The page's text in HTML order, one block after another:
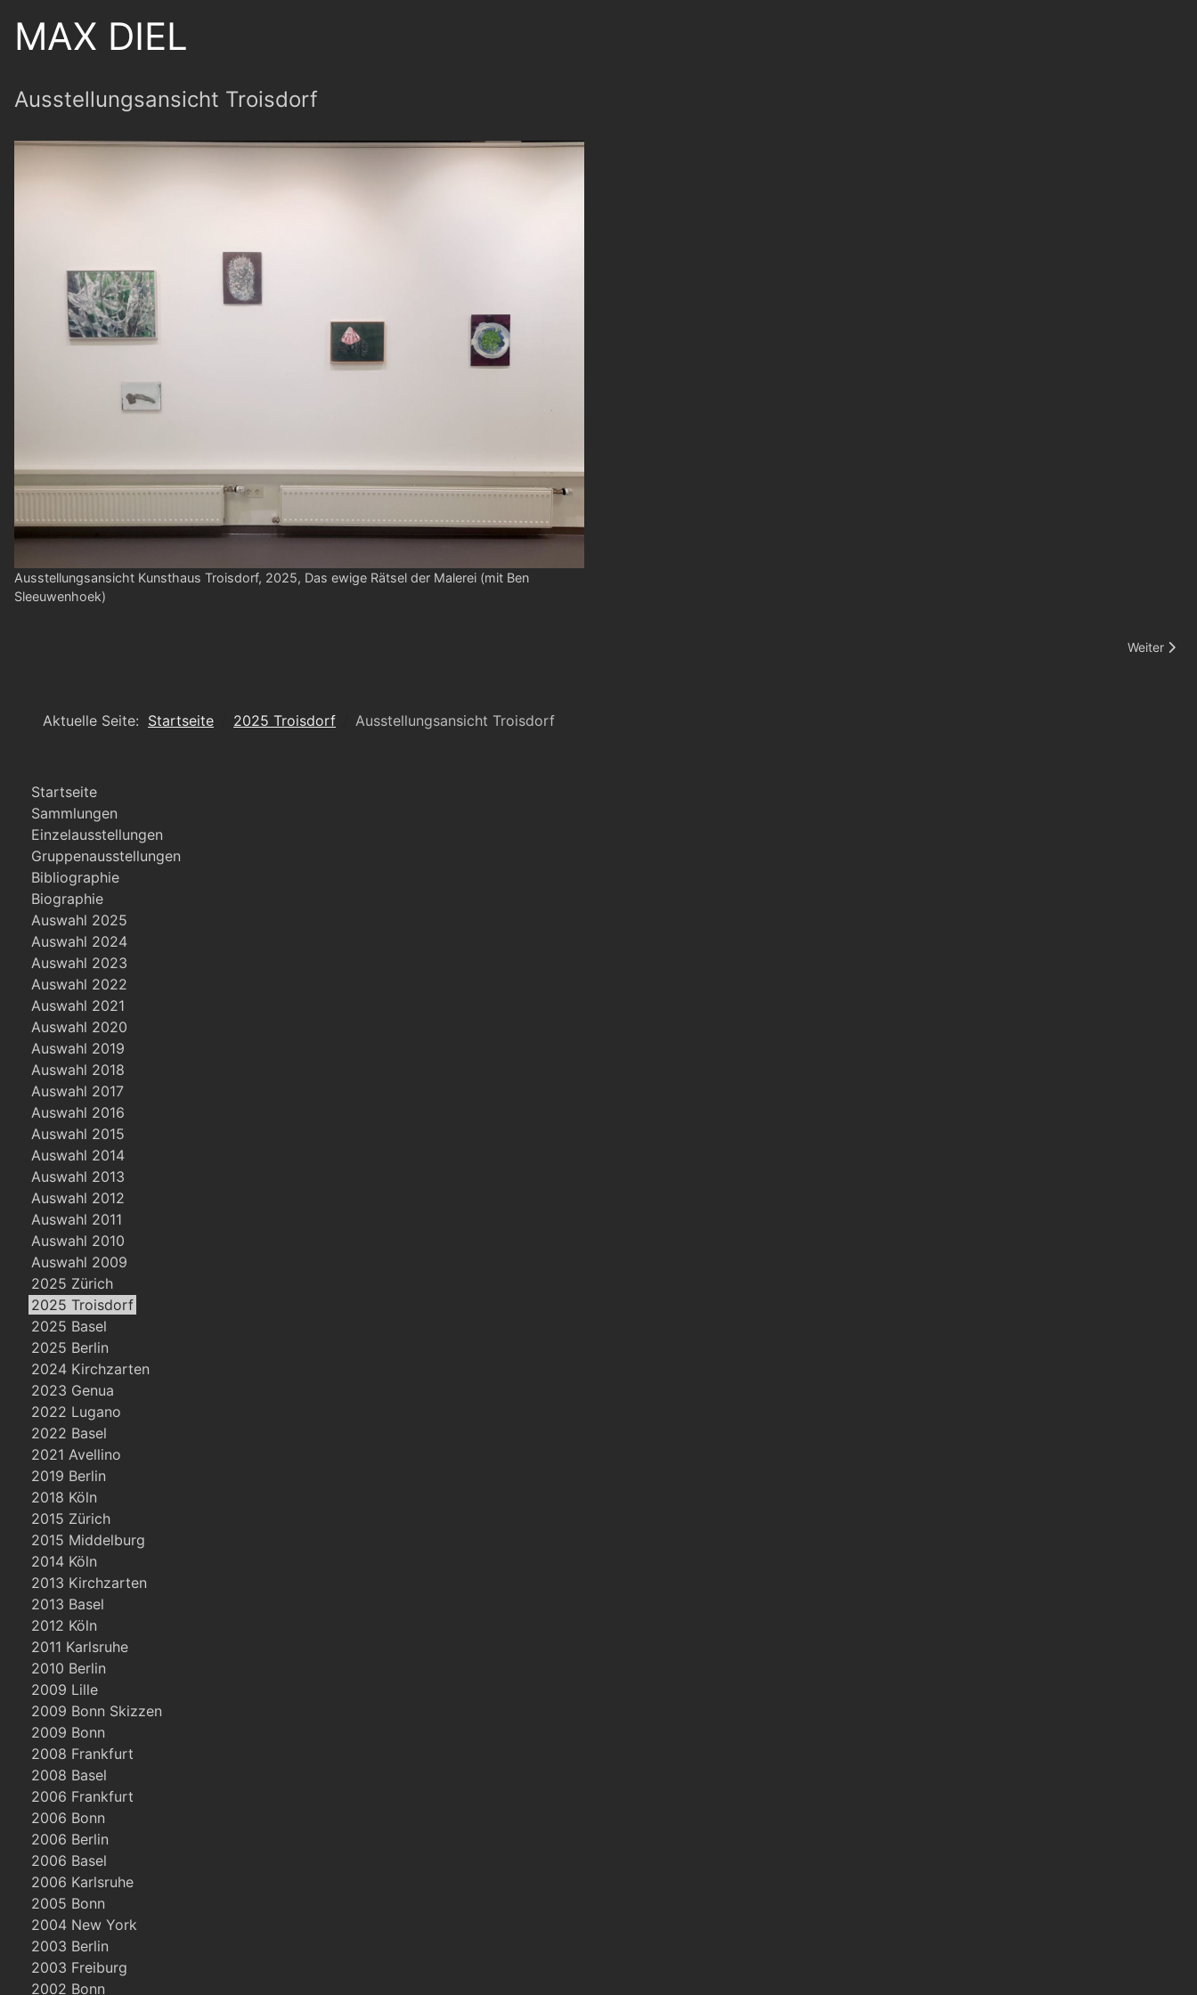
MAX DIEL
Ausstellungsansicht Troisdorf
Ausstellungsansicht Kunsthaus Troisdorf, 2025, Das ewige Rätsel der Malerei (mit Ben
Sleeuwenhoek)
Nächster
Weiter
Aktuelle Seite: Startseite 2025 Troisdorf Ausstellungsansicht Troisdorf
Startseite
Sammlungen
Einzelausstellungen
Gruppenausstellungen
Bibliographie
Biographie
Auswahl 2025
Auswahl 2024
Auswahl 2023
Auswahl 2022
Auswahl 2021
Auswahl 2020
Auswahl 2019
Auswahl 2018
Auswahl 2017
Auswahl 2016
Auswahl 2015
Auswahl 2014
Auswahl 2013
Auswahl 2012
Auswahl 2011
Auswahl 2010
Auswahl 2009
2025 Zürich
2025 Troisdorf
2025 Basel
2025 Berlin
2024 Kirchzarten
2023 Genua
2022 Lugano
2022 Basel
2021 Avellino
2019 Berlin
2018 Köln
2015 Zürich
2015 Middelburg
2014 Köln
2013 Kirchzarten
2013 Basel
2012 Köln
2011 Karlsruhe
2010 Berlin
2009 Lille
2009 Bonn Skizzen
2009 Bonn
2008 Frankfurt
2008 Basel
2006 Frankfurt
2006 Bonn
2006 Berlin
2006 Basel
2006 Karlsruhe
2005 Bonn
2004 New York
2003 Berlin
2003 Freiburg
2002 Bonn